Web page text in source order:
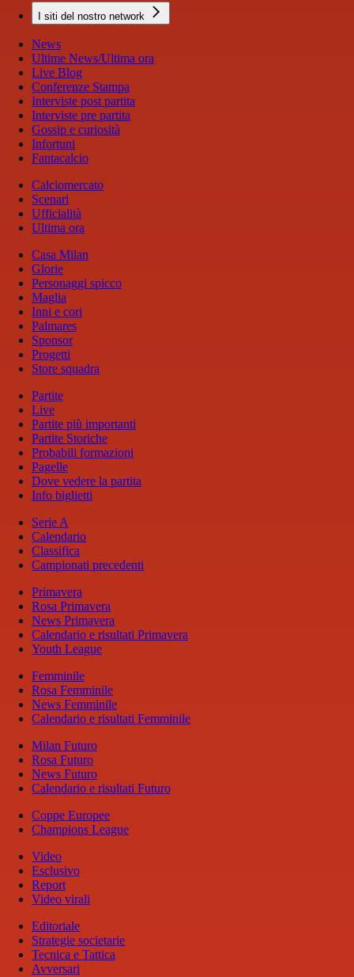
I siti del nostro network
News
Ultime News/Ultima ora
Live Blog
Conferenze Stampa
Interviste post partita
Interviste pre partita
Gossip e curiosità
Infortuni
Fantacalcio
Calciomercato
Scenari
Ufficialità
Ultima ora
Casa Milan
Glorie
Personaggi spicco
Maglia
Inni e cori
Palmares
Sponsor
Progetti
Store squadra
Partite
Live
Partite più importanti
Partite Storiche
Probabili formazioni
Pagelle
Dove vedere la partita
Info biglietti
Serie A
Calendario
Classifica
Campionati precedenti
Primavera
Rosa Primavera
News Primavera
Calendario e risultati Primavera
Youth League
Femminile
Rosa Femminile
News Femminile
Calendario e risultati Femminile
Milan Futuro
Rosa Futuro
News Futuro
Calendario e risultati Futuro
Coppe Europee
Champions League
Video
Esclusivo
Report
Video virali
Editoriale
Strategie societarie
Tecnica e Tattica
Avversari